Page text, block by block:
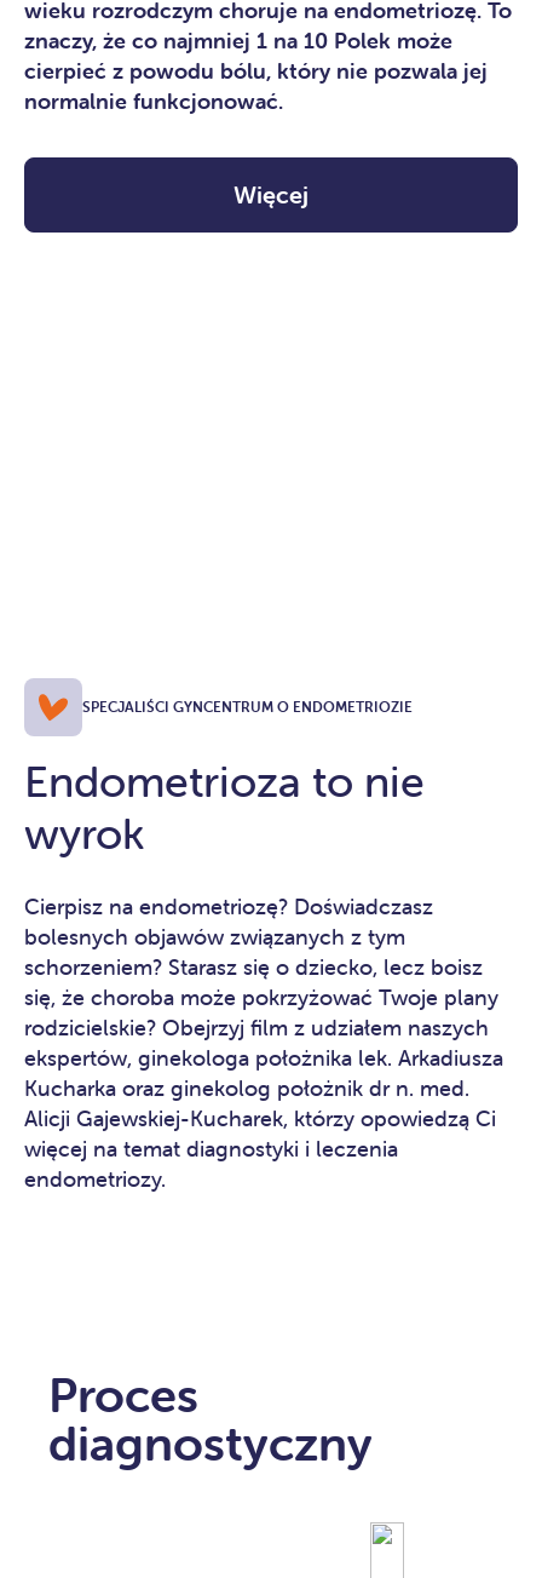
wieku rozrodczym choruje na endometriozę. To
znaczy, że co najmniej 1 na 10 Polek może
cierpieć z powodu bólu, który nie pozwala jej
normalnie funkcjonować.
Więcej
SPECJALIŚCI GYNCENTRUM O ENDOMETRIOZIE
Endometrioza to nie
wyrok
Cierpisz na endometriozę? Doświadczasz
bolesnych objawów związanych z tym
schorzeniem? Starasz się o dziecko, lecz boisz
się, że choroba może pokrzyżować Twoje plany
rodzicielskie? Obejrzyj film z udziałem naszych
ekspertów, ginekologa położnika lek. Arkadiusza
Kucharka oraz ginekolog położnik dr n. med.
Alicji Gajewskiej-Kucharek, którzy opowiedzą Ci
więcej na temat diagnostyki i leczenia
endometriozy.
Proces
diagnostyczny